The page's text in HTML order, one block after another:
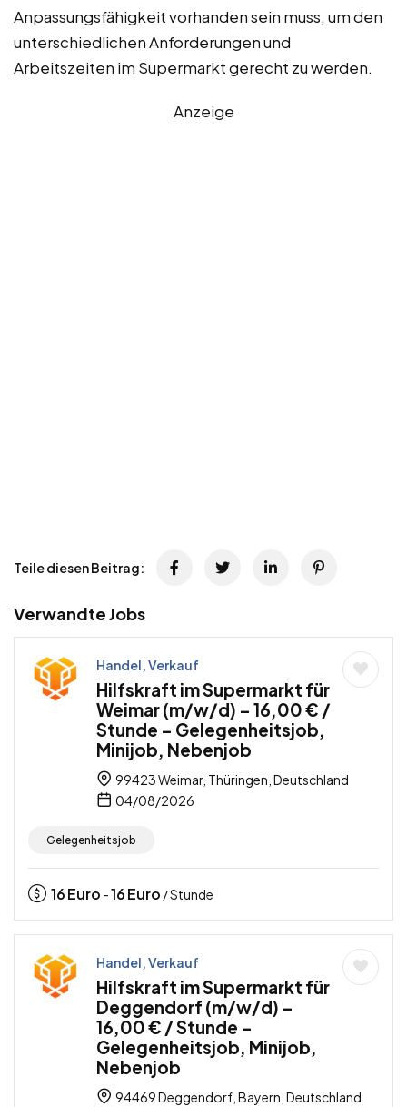
Anpassungsfähigkeit vorhanden sein muss, um den
unterschiedlichen Anforderungen und
Arbeitszeiten im Supermarkt gerecht zu werden.
Anzeige
Teile diesen Beitrag:
Verwandte Jobs
Handel, Verkauf
Hilfskraft im Supermarkt für
Weimar (m/w/d) – 16,00 € /
Stunde – Gelegenheitsjob,
Minijob, Nebenjob
99423 Weimar, Thüringen, Deutschland
04/08/2026
Gelegenheitsjob
16Euro -16Euro / Stunde
Handel, Verkauf
Hilfskraft im Supermarkt für
Deggendorf (m/w/d) –
16,00 € / Stunde –
Gelegenheitsjob, Minijob,
Nebenjob
94469 Deggendorf, Bayern, Deutschland